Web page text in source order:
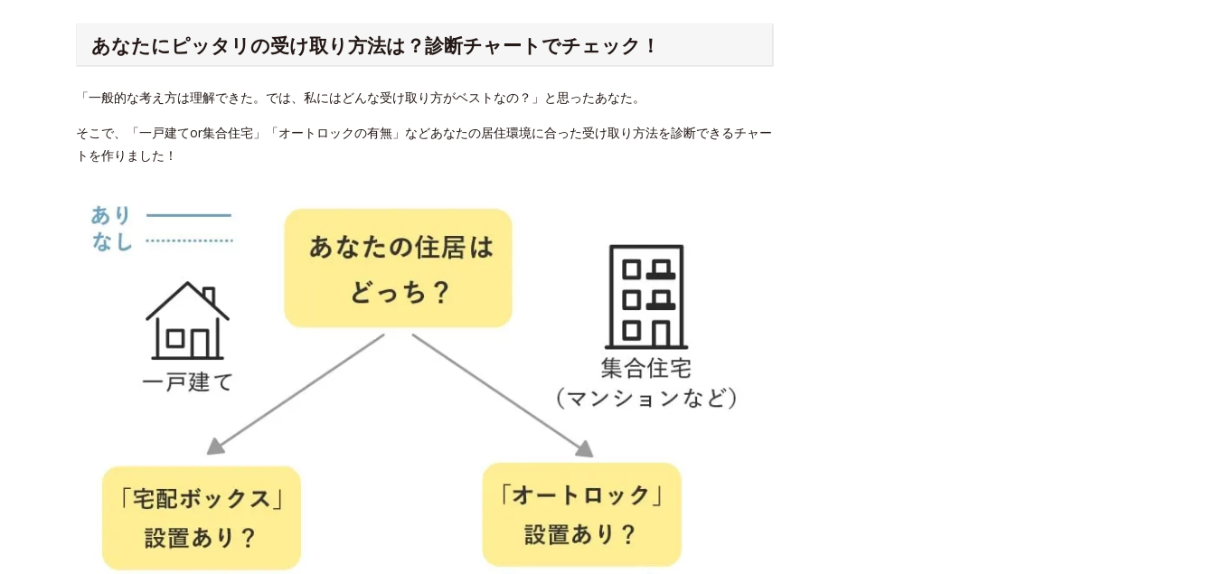
あなたにピッタリの受け取り方法は？診断チャートでチェック！
「一般的な考え方は理解できた。では、私にはどんな受け取り方がベストなの？」と思ったあなた。
そこで、「一戸建てor集合住宅」「オートロックの有無」などあなたの居住環境に合った受け取り方法を診断できるチャー
トを作りました！